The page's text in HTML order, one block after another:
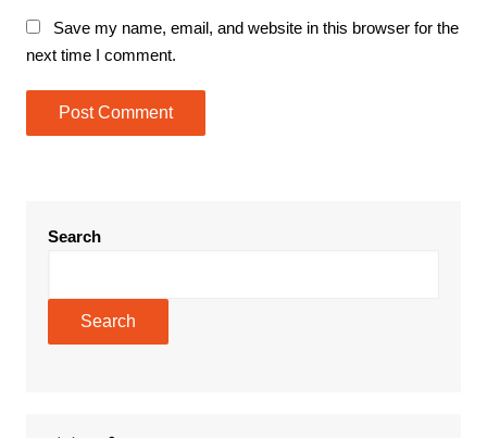
Save my name, email, and website in this browser for the
next time I comment.
Search
Search